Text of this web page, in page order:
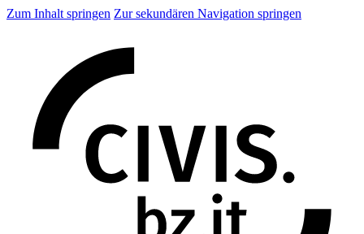
Zum Inhalt springen Zur sekundären Navigation springen